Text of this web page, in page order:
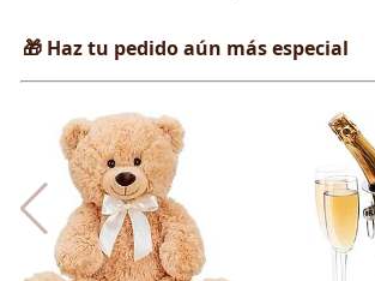
🎁 Haz tu pedido aún más especial